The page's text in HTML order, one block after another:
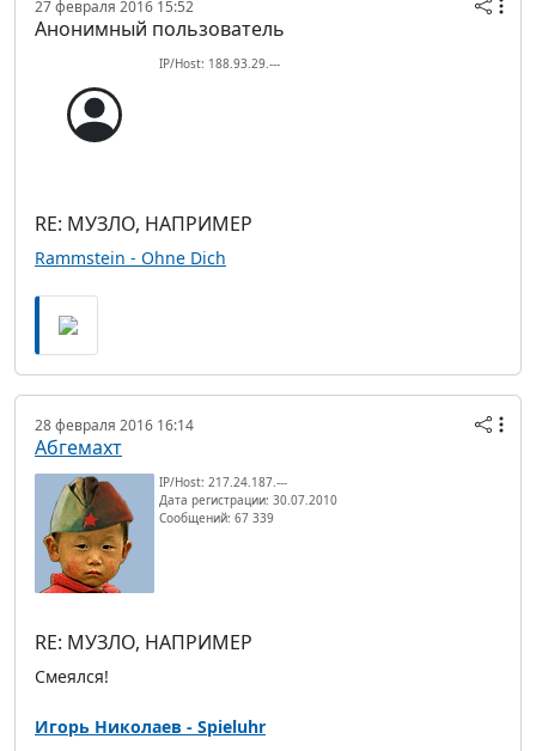
27 февраля 2016 15:52
Анонимный пользователь
IP/Host: 188.93.29.---
RE: МУЗЛО, НАПРИМЕР
Rammstein - Ohne Dich
28 февраля 2016 16:14
Абгемахт
IP/Host: 217.24.187.---
Дата регистрации: 30.07.2010
Сообщений: 67 339
RE: МУЗЛО, НАПРИМЕР
Смеялся!
Игорь Николаев - Spieluhr